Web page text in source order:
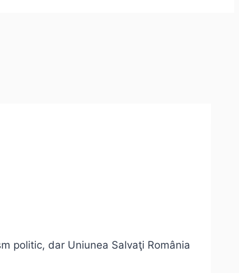
politic, dar Uniunea Salvaţi România